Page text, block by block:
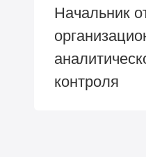
Начальник
контроля